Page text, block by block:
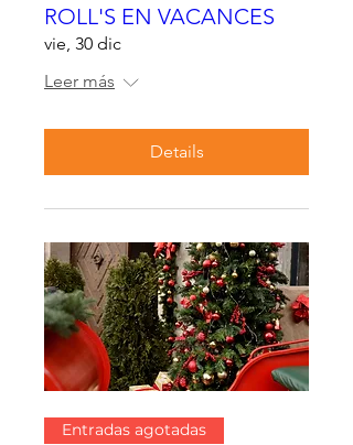
ROLL'S EN VACANCES
vie, 30 dic
Leer más
Details
Entradas agotadas